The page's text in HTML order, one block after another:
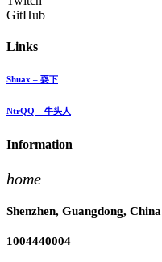
GitHub
Links
Shuax – 耍下
NtrQQ – 牛头人
Information
home
Shenzhen, Guangdong, China
1004440004